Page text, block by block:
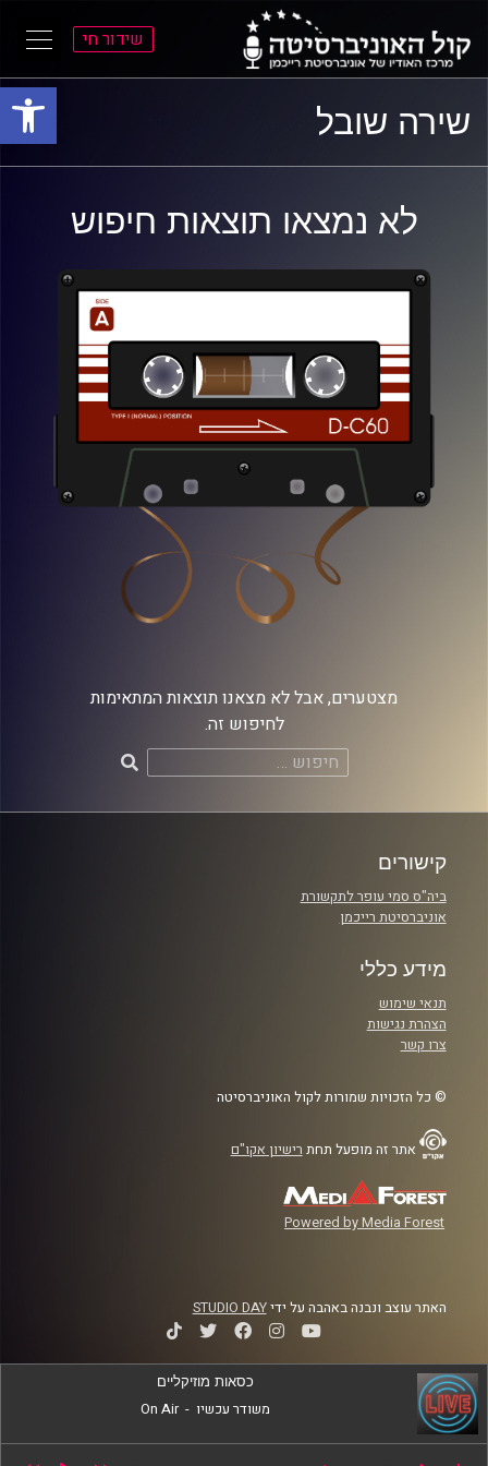
פתח
התפריט
הראשי
התוכן
הראשי
שידור חי
שירה שובל
לא נמצאו תוצאות חיפוש
מצטערים, אבל לא מצאנו תוצאות המתאימות
לחיפוש זה.
חיפוש:
קישורים
ביה"ס סמי עופר לתקשורת
אוניברסיטת רייכמן
מידע כללי
תנאי שימוש
הצהרת נגישות
צרו קשר
© כל הזכויות שמורות לקול האוניברסיטה
אתר זה מופעל תחת רישיון אקו"ם
Powered by Media Forest
האתר עוצב ונבנה באהבה על ידיSTUDIO DAY
כסאות מוזיקליים
משודר עכשיו -
On Air